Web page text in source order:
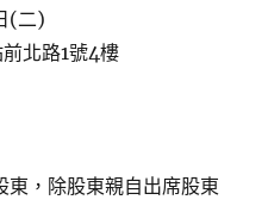
(二)
北路1號4樓
，除股東親自出席股東